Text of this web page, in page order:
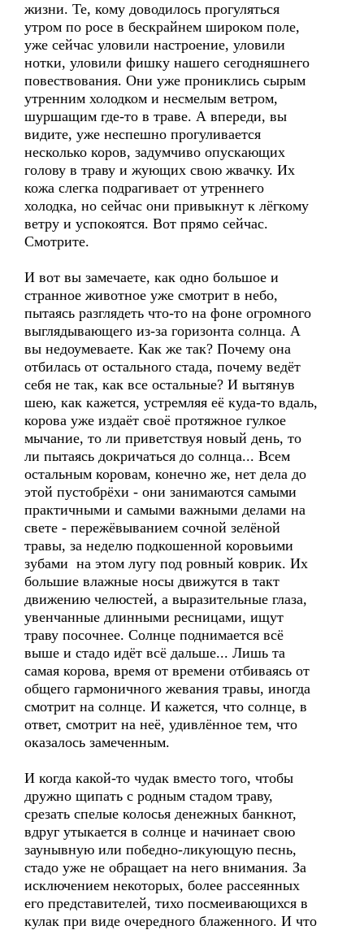
жизни. Те, кому доводилось прогуляться
утром по росе в бескрайнем широком поле,
уже сейчас уловили настроение, уловили
нотки, уловили фишку нашего сегодняшнего
повествования. Они уже прониклись сырым
утренним холодком и несмелым ветром,
шуршащим где-то в траве. А впереди, вы
видите, уже неспешно прогуливается
несколько коров, задумчиво опускающих
голову в траву и жующих свою жвачку. Их
кожа слегка подрагивает от утреннего
холодка, но сейчас они привыкнут к лёгкому
ветру и успокоятся. Вот прямо сейчас.
Смотрите.
И вот вы замечаете, как одно большое и
странное животное уже смотрит в небо,
пытаясь разглядеть что-то на фоне огромного
выглядывающего из-за горизонта солнца. А
вы недоумеваете. Как же так? Почему она
отбилась от остального стада, почему ведёт
себя не так, как все остальные? И вытянув
шею, как кажется, устремляя её куда-то вдаль,
корова уже издаёт своё протяжное гулкое
мычание, то ли приветствуя новый день, то
ли пытаясь докричаться до солнца... Всем
остальным коровам, конечно же, нет дела до
этой пустобрёхи - они занимаются самыми
практичными и самыми важными делами на
свете - пережёвыванием сочной зелёной
травы, за неделю подкошенной коровьими
зубами на этом лугу под ровный коврик. Их
большие влажные носы движутся в такт
движению челюстей, а выразительные глаза,
увенчанные длинными ресницами, ищут
траву посочнее. Солнце поднимается всё
выше и стадо идёт всё дальше... Лишь та
самая корова, время от времени отбиваясь от
общего гармоничного жевания травы, иногда
смотрит на солнце. И кажется, что солнце, в
ответ, смотрит на неё, удивлённое тем, что
оказалось замеченным.
И когда какой-то чудак вместо того, чтобы
дружно щипать с родным стадом траву,
срезать спелые колосья денежных банкнот,
вдруг утыкается в солнце и начинает свою
заунывную или победно-ликующую песнь,
стадо уже не обращает на него внимания. За
исключением некоторых, более рассеянных
его представителей, тихо посмеивающихся в
кулак при виде очередного блаженного. И что